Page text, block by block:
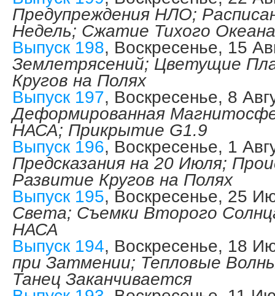
Предупреждения НЛО;
Недель; Сжатие Тихого Океана
Выпуск 198, Воскресенье, 15
Землетрясений; Цветущие
Кругов на Полях
Выпуск 197, Воскресенье, 8
Деформированная
НАСА; Прикрытие G1.9
Выпуск 196, Воскресенье, 1
Предсказания на 20 Июля;
Развитие Кругов на Полях
Выпуск 195, Воскресенье, 25
Света; Съемки Второго
НАСА
Выпуск 194, Воскресенье, 18
при Затмении; Тепловые
Танец Заканчивается